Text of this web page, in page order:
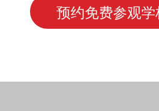
预约免费参观学